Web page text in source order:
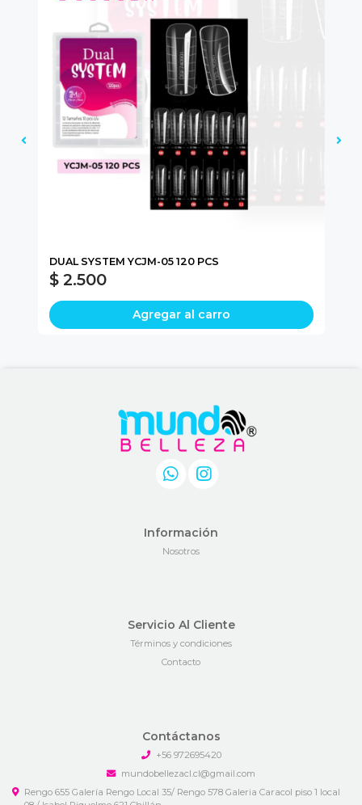
DUAL SYSTEM YCJM-05 120 PCS
$ 2.500
Agregar al carro
Información
Nosotros
Servicio Al Cliente
Términos y condiciones
Contacto
Contáctanos
+56 972695420
mundobellezacl.cl@gmail.com
Rengo 655 Galería Rengo Local 35/ Rengo 578 Galeria Caracol piso 1 local